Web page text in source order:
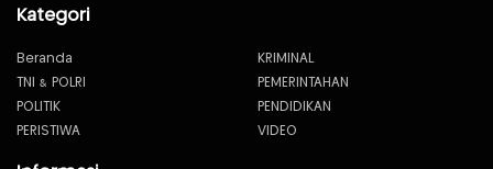
Kategori
Beranda
KRIMINAL
TNI & POLRI
PEMERINTAHAN
POLITIK
PENDIDIKAN
PERISTIWA
VIDEO